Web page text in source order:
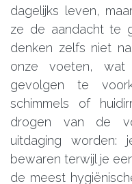
dagelijks leven,
ze de aandacht te
denken zelfs niet
onze voeten,
gevolgen te
schimmels of
drogen van de
uitdaging
bewaren terwijl je
de meest